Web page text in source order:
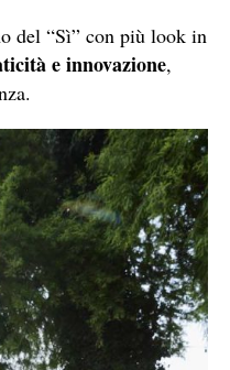
del “Sì” con più look in
e innovazione,